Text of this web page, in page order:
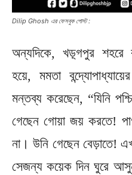
Dilip Ghosh এর ফেসবুক পোস্ট :
অন্যদিকে, খড়্গপুর শহরে
হয়ে, মমতা
মন্তব্য করেছেন, “যিনি
গেছেন গোয়া জয় করতে!
না। উনি গেছেন বেড়াতে!
সেজন্য কয়েক দিন ঘুরে আসুন